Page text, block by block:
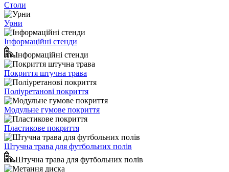
Столи
Урни
Інформаційні стенди
Інформаційні стенди
Покриття штучна трава
Поліуретанові покриття
Модульне гумове покриття
Пластикове покриття
Штучна трава для футбольних полів
Штучна трава для футбольних полів